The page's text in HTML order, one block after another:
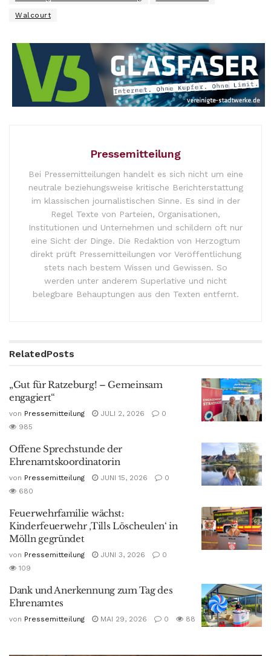
Walcourt
Pressemitteilung
Bei Pressemitteilungen handelt es sich nicht um eine
neutrale beziehungsweise kritische Berichterstattung
im klassischen journalistischen Sinne. Es sind in der
Regel Texte von Parteien, Organisationen,
Institutionen und Unternehmen und schildern oft nur
eine Sicht der Dinge. Die Redaktion von Herzogtum
direkt prüft Pressemitteilungen vor Veröffentlichung
stets nach bestem Wissen und Gewissen. So
werden unter anderem Superlative und nicht
belegbare Behauptungen aus den Texten entfernt.
RelatedPosts
„Gut für Ratzeburg! – Gemeinsam
engagiert“
von Pressemitteilung JULI 2, 2026
0
985
Offene Sprechstunde der
Ehrenamtskoordinatorin
von Pressemitteilung JUNI 15, 2026
0
680
Feuerwehrfamilie wächst:
Kinderfeuerwehr ‚Tills Löscheulen‘ in
Mölln gegründet
von Pressemitteilung JUNI 3, 2026
0
109
Dank und Anerkennung zum Tag des
Ehrenamtes
von Pressemitteilung MAI 29, 2026 0 88